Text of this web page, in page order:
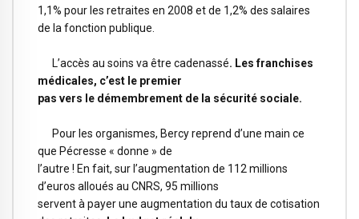
1,1% pour les retraites en 2008 et de 1,2% des salaires
de la fonction publique.
L’accès au soins va être cadenassé. Les franchises
médicales, c’est le premier
pas vers le démembrement de la sécurité sociale.
Pour les organismes, Bercy reprend d’une main ce
que Pécresse « donne » de
l’autre ! En fait, sur l’augmentation de 112 millions
d’euros alloués au CNRS, 95 millions
servent à payer une augmentation du taux de cotisation